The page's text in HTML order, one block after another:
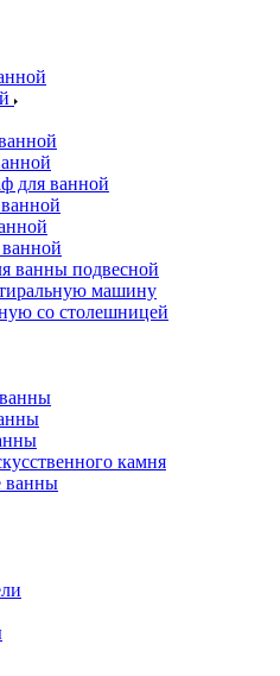
для ванной
ванны подвесной
машину
со столешницей
камня
ванны